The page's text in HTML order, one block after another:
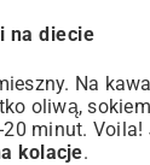
na diecie
Na
oliwą,
20 minut.
kolacje.